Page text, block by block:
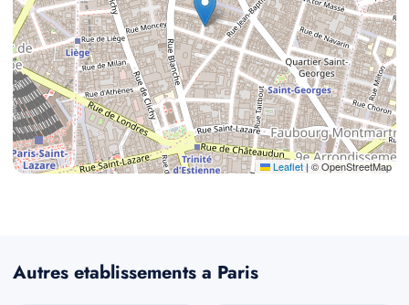
Leaflet|© OpenStreetMap
Autres etablissements a Paris